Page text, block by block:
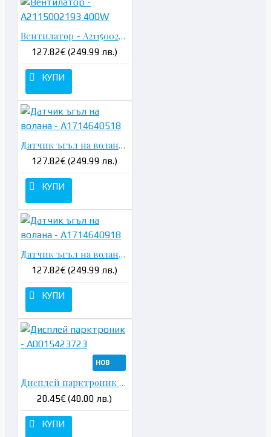
Вентилатор - A2115002193 400W
127.82€ (249.99 лв.)
КУПИ
Датчик ъгъл на волана - A1714640518
127.82€ (249.99 лв.)
КУПИ
Датчик ъгъл на волана - A1714640918
127.82€ (249.99 лв.)
КУПИ
НОВ
Дисплей парктроник - A0015423723
20.45€ (40.00 лв.)
КУПИ